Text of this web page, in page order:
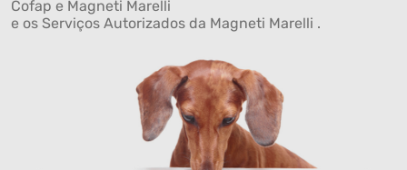
Cofap e Magneti Marelli
e os Serviços Autorizados da Magneti Marelli .